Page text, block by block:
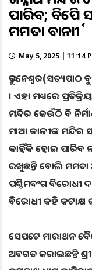
ପାରିବ; ବିଜେପି
ମମତା ବାନାର୍ଜୀ
May 5, 2025 | 11:14
ଭୁବନେଶ୍ୱର(ସତ୍ୟପାଠ
। ଏହା ମଧ୍ୟରେ
ମନ୍ଦିର କେଉଁଠି ବି
ମାଆ କାଳୀଙ୍କ
କାହିଁକି ହୋଇ ପାରିବ
ରଖୁଛନ୍ତି ବୋଲି ମମତା
ପଶ୍ଚିମବଂଗ ବିରୋଧୀ
ବିରୋଧୀ କହି କଟାକ୍ଷ
ସେପଟେ ମାରାଥନ
ଅବଗତ କରାଇଛନ୍ତି